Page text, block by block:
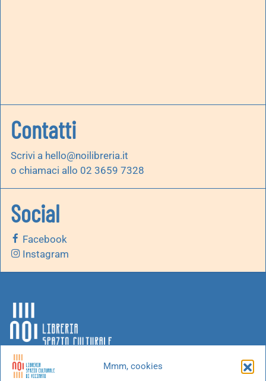
Mmm, cookies
Contatti
Scrivi a hello@noilibreria.it
o chiamaci allo 02 3659 7328
Social
Facebook
Instagram